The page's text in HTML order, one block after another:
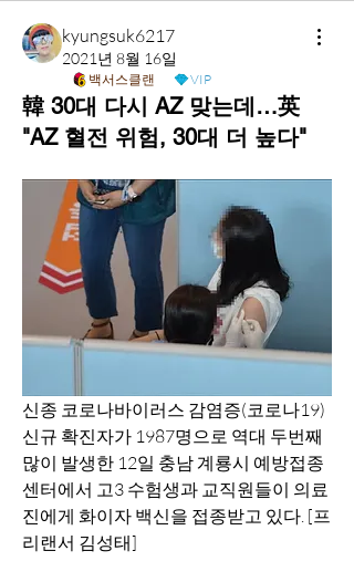
kyungsuk6217
2021년 8월 16일
백서스클랜 VIP
韓 30대 다시 AZ 맞는데…英
"AZ 혈전 위험, 30대 더 높다"
신종 코로나바이러스 감염증(코로나19)
신규 확진자가 1987명으로 역대 두번째
많이 발생한 12일 충남 계룡시 예방접종
센터에서 고3 수험생과 교직원들이 의료
진에게 화이자 백신을 접종받고 있다. [프
리랜서 김성태]